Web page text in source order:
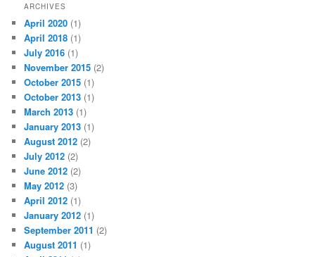
ARCHIVES
April 2020 (1)
April 2018 (1)
July 2016 (1)
November 2015 (2)
October 2015 (1)
October 2013 (1)
March 2013 (1)
January 2013 (1)
August 2012 (2)
July 2012 (2)
June 2012 (2)
May 2012 (3)
April 2012 (1)
January 2012 (1)
September 2011 (2)
August 2011 (1)